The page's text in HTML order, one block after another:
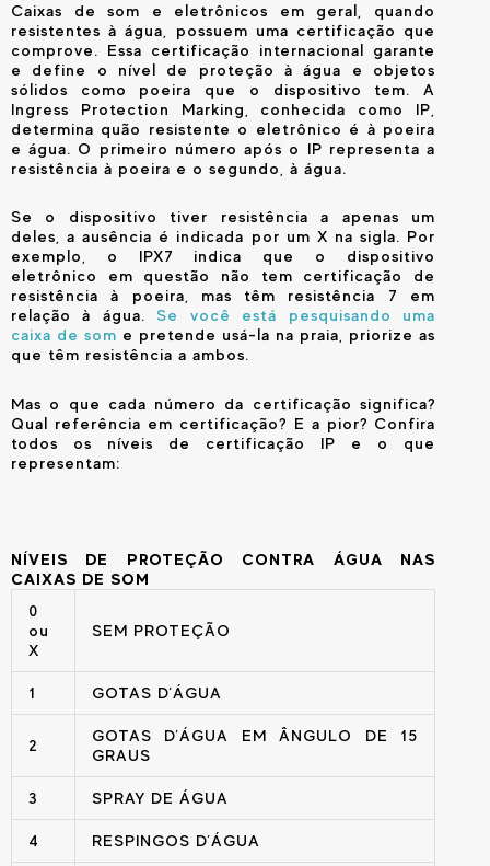
Caixas de som e eletrônicos em geral, quando
resistentes à água, possuem uma certificação que
comprove. Essa certificação internacional garante
e define o nível de proteção à água e objetos
sólidos como poeira que o dispositivo tem. A
Ingress Protection Marking, conhecida como IP,
determina quão resistente o eletrônico é à poeira
e água. O primeiro número após o IP representa a
resistência à poeira e o segundo, à água.
Se o dispositivo tiver resistência a apenas um
deles, a ausência é indicada por um X na sigla. Por
exemplo, o IPX7 indica que o dispositivo
eletrônico em questão não tem certificação de
resistência à poeira, mas têm resistência 7 em
relação à água. Se você está pesquisando uma
caixa de som e pretende usá-la na praia, priorize as
que têm resistência a ambos.
Mas o que cada número da certificação significa?
Qual referência em certificação? E a pior? Confira
todos os níveis de certificação IP e o que
representam:
NÍVEIS DE PROTEÇÃO CONTRA ÁGUA NAS
CAIXAS DE SOM
0
ou
X
SEM PROTEÇÃO
1 GOTAS D’ÁGUA
2
GOTAS D’ÁGUA EM ÂNGULO DE 15
GRAUS
3 SPRAY DE ÁGUA
4 RESPINGOS D’ÁGUA